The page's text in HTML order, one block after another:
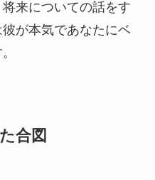
来についての話をす
が本気であなたにベ
合図